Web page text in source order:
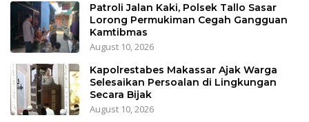
Patroli Jalan Kaki, Polsek Tallo Sasar
Lorong Permukiman Cegah Gangguan
Kamtibmas
August 10, 2026
Kapolrestabes Makassar Ajak Warga
Selesaikan Persoalan di Lingkungan
Secara Bijak
August 10, 2026